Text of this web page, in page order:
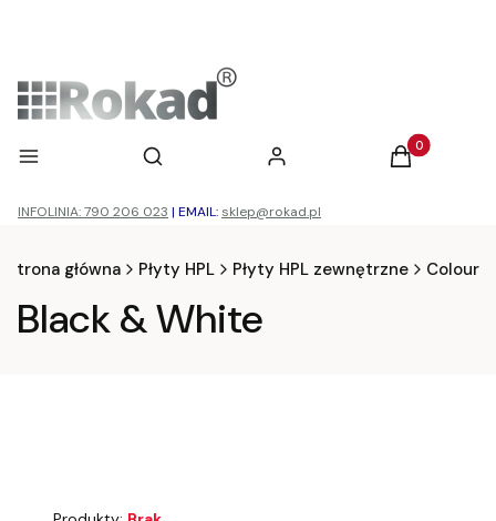
Menu Otwórz wyszukiwarkę
Szukaj Zaloguj się Produkty w
Koszyk
INFOLINIA: 790 206 023 | EMAIL: sklep@rokad.pl
Strona główna Płyty HPL Płyty HPL zewnętrzne Colour
Black & White